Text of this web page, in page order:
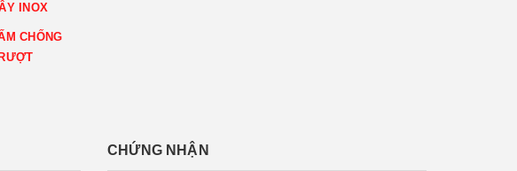
INOX
CHỐNG
CHỨNG NHẬN